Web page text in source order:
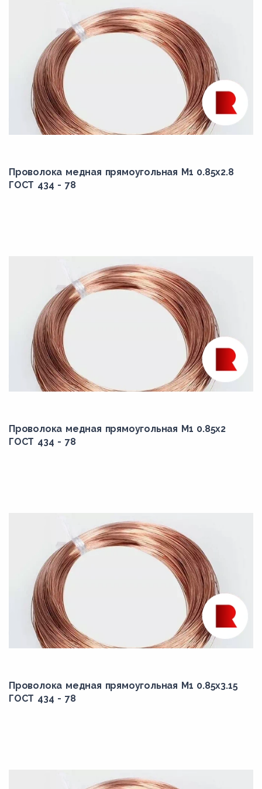
Проволока медная прямоугольная М1 0.85x2.8
ГОСТ 434 - 78
Проволока медная прямоугольная М1 0.85x2
ГОСТ 434 - 78
Проволока медная прямоугольная М1 0.85x3.15
ГОСТ 434 - 78